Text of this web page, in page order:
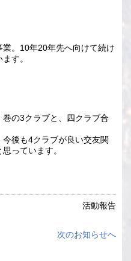
。10年20年先へ向けて続け
す。
の3クラブと、四クラブ合
後も4クラブが良い交友関
っています。
活動報告
次のお知らせへ